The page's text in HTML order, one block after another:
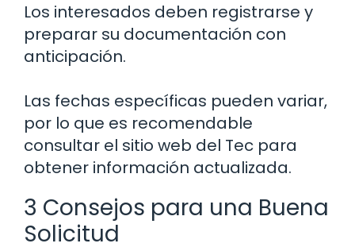
Los interesados deben registrarse y
preparar su documentación con
anticipación.
Las fechas específicas pueden variar,
por lo que es recomendable
consultar el sitio web del Tec para
obtener información actualizada.
3 Consejos para una Buena
Solicitud